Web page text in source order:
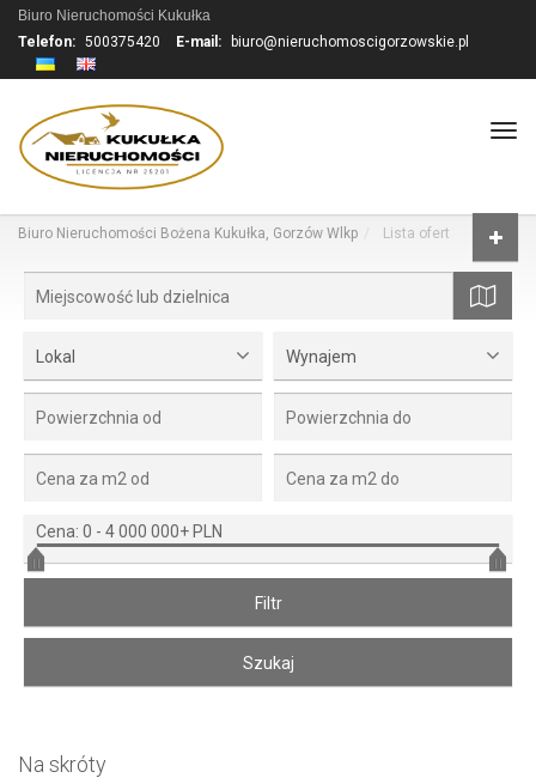
Biuro Nieruchomości Kukułka
Telefon: 500375420 E-mail: biuro@nieruchomoscigorzowskie.pl
Biuro Nieruchomości Bożena Kukułka, Gorzów Wlkp Lista ofert
Lokal Wynajem
Cena: 0 - 4 000 000+ PLN
Na skróty